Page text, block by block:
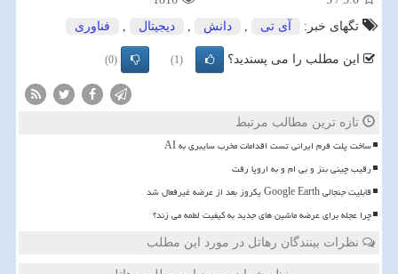
تگهای خبر:
آی تی , دانش , دیجیتال , فناوری
این مطلب را می پسندید؟ (1)
(0)
تازه ترین مطالب مرتبط
ساخت پلت فرم ایرانی تست اقدامات مخرب سایبری به AI
رقیب چینی بنز و بی ام و به اروپا رفت
قابلیت جنجالی Google Earth یکروز بعد از عرضه غیرفعال شد
چرا عجله برای عرضه ماشین های جدید به کیفیت لطمه می زند؟
نظرات بینندگان رهاتل در مورد این مطلب